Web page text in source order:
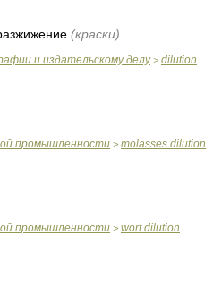
(краски)
и издательскому делу> dilution
промышленности > molasses dilution
промышленности > wort dilution